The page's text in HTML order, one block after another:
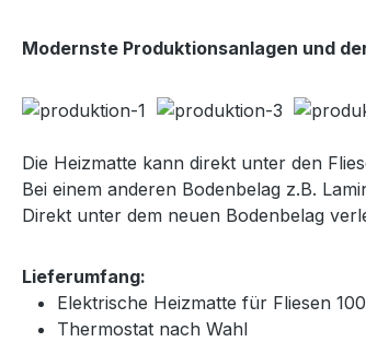
Modernste Produktionsanlagen und
Die Heizmatte kann direkt unter den
Bei einem anderen Bodenbelag z.B.
Direkt unter dem neuen Bodenbelag
Lieferumfang:
Elektrische Heizmatte für Fliesen
Thermostat nach Wahl